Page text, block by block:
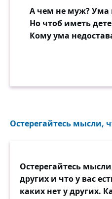
А чем не муж? Ума
Но чтоб иметь
Кому ума
Остерегайтесь мысли,
Остерегайтесь
других и что у вас
каких нет у других.